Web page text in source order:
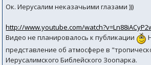
Ок. Иерусалим неказачьими глазами )))
http://www.youtube.com/
Видео не планировалось к публикации
представление об атмосфере в
Иерусалимского Библейского Зоопарка.